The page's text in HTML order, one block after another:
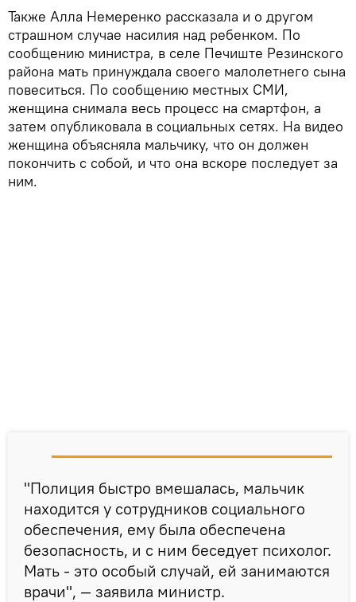
Также Алла Немеренко рассказала и о другом
страшном случае насилия над ребенком. По
сообщению министра, в селе Печиште Резинского
района мать принуждала своего малолетнего сына
повеситься. По сообщению местных СМИ,
женщина снимала весь процесс на смартфон, а
затем опубликовала в социальных сетях. На видео
женщина объясняла мальчику, что он должен
покончить с собой, и что она вскоре последует за
ним.
"Полиция быстро вмешалась, мальчик
находится у сотрудников социального
обеспечения, ему была обеспечена
безопасность, и с ним беседует психолог.
Мать - это особый случай, ей занимаются
врачи", — заявила министр.